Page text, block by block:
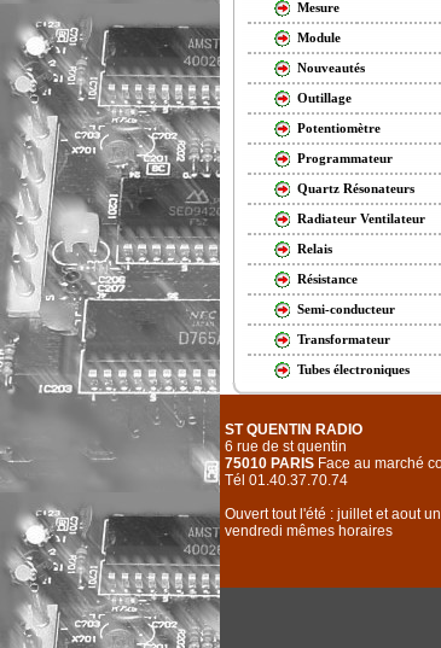
Mesure
Module
Nouveautés
Outillage
Potentiomètre
Programmateur
Quartz Résonateurs
Radiateur Ventilateur
Relais
Résistance
Semi-conducteur
Transformateur
Tubes électroniques
ST QUENTIN RADIO
6 rue de st quentin
75010 PARIS Face au marché
Tél 01.40.37.70.74
Ouvert tout l'été : juillet et aout
vendredi mêmes horaires